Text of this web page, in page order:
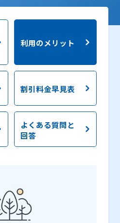
利用のメリット
割引料金早見表
よくある質問と
回答